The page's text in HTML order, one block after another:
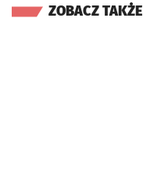
ZOBACZ TAKŻE